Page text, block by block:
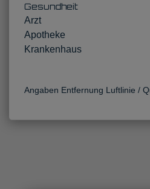
Gesundheit
Arzt
Apotheke
Krankenhaus
Angaben Entfernung Luftlinie /